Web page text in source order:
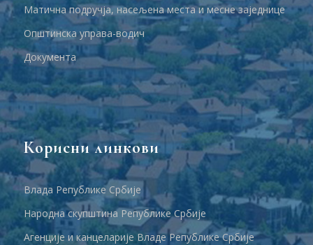
Матична подручја, насељена места и месне заједнице
Општинска управа-водич
Документа
Корисни линкови
Влада Републике Србије
Народна скупштина Републике Србије
Агенције и канцеларије Владе Републике Србије